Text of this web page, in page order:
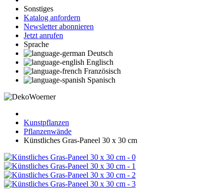
Sonstiges
Katalog anfordern
Newsletter abonnieren
Jetzt anrufen
Sprache
Deutsch
Englisch
Französisch
Spanisch
Kunstpflanzen
Pflanzenwände
Künstliches Gras-Paneel 30 x 30 cm